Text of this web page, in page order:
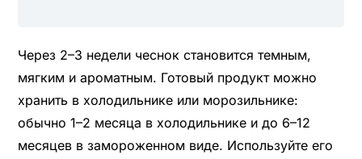
Через 2–3 недели чеснок становится темным,
мягким и ароматным. Готовый продукт можно
хранить в холодильнике или морозильнике:
обычно 1–2 месяца в холодильнике и до 6–12
месяцев в замороженном виде. Используйте его